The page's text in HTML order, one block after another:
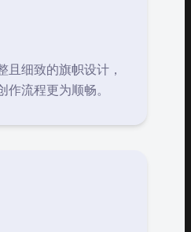
且细致的旗帜设计，
流程更为顺畅。